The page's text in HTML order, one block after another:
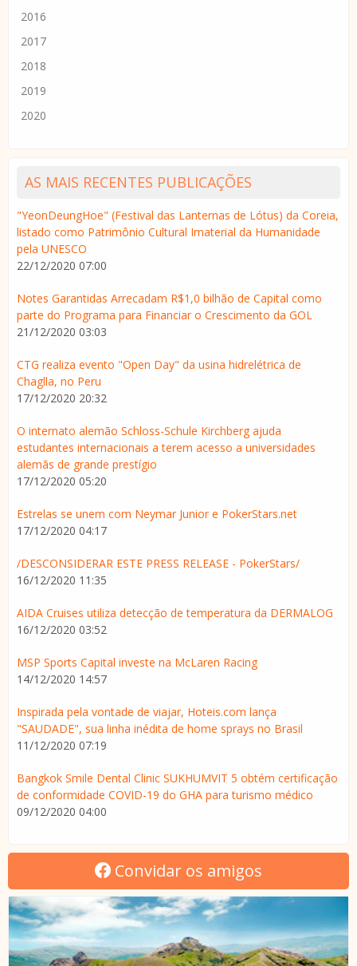
2016
2017
2018
2019
2020
AS MAIS RECENTES PUBLICAÇÕES
"YeonDeungHoe" (Festival das Lanternas de Lótus) da Coreia,
listado como Patrimônio Cultural Imaterial da Humanidade
pela UNESCO
22/12/2020 07:00
Notes Garantidas Arrecadam R$1,0 bilhão de Capital como
parte do Programa para Financiar o Crescimento da GOL
21/12/2020 03:03
CTG realiza evento "Open Day" da usina hidrelétrica de
Chaglla, no Peru
17/12/2020 20:32
O internato alemão Schloss-Schule Kirchberg ajuda
estudantes internacionais a terem acesso a universidades
alemãs de grande prestígio
17/12/2020 05:20
Estrelas se unem com Neymar Junior e PokerStars.net
17/12/2020 04:17
/DESCONSIDERAR ESTE PRESS RELEASE - PokerStars/
16/12/2020 11:35
AIDA Cruises utiliza detecção de temperatura da DERMALOG
16/12/2020 03:52
MSP Sports Capital investe na McLaren Racing
14/12/2020 14:57
Inspirada pela vontade de viajar, Hoteis.com lança
"SAUDADE", sua linha inédita de home sprays no Brasil
11/12/2020 07:19
Bangkok Smile Dental Clinic SUKHUMVIT 5 obtém certificação
de conformidade COVID-19 do GHA para turismo médico
09/12/2020 04:00
Convidar os amigos